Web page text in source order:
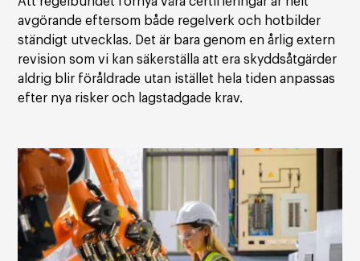
avgörande eftersom både regelverk och hotbilder
ständigt utvecklas. Det är bara genom en årlig extern
revision som vi kan säkerställa att era skyddsåtgärder
aldrig blir föråldrade utan istället hela tiden anpassas
efter nya risker och lagstadgade krav.